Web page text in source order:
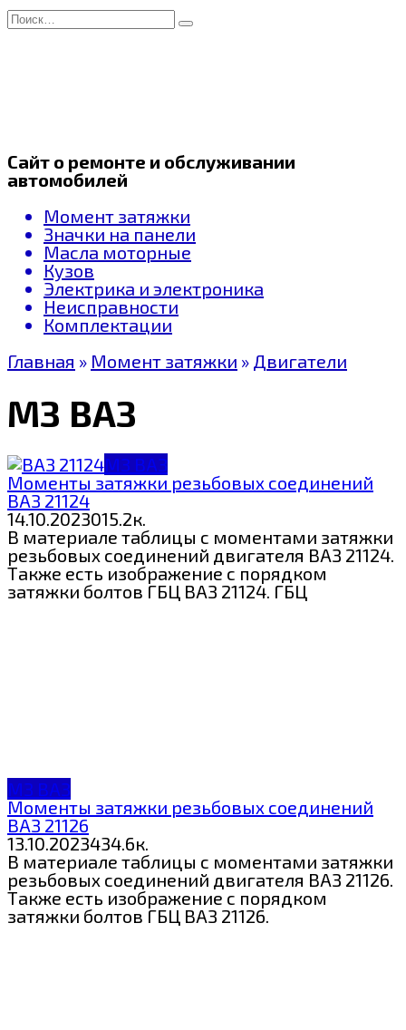
Перейти
к
Search
for:
Сайт о ремонте и обслуживании
автомобилей
Момент затяжки
Значки на панели
Масла моторные
Кузов
Электрика и электроника
Неисправности
Комплектации
Главная » Момент затяжки » Двигатели
МЗ ВАЗ
МЗ ВАЗ
Моменты затяжки резьбовых соединений
ВАЗ 21124
14.10.2023015.2к.
В материале таблицы с моментами затяжки
резьбовых соединений двигателя ВАЗ 21124.
Также есть изображение с порядком
затяжки болтов ГБЦ ВАЗ 21124. ГБЦ
МЗ ВАЗ
Моменты затяжки резьбовых соединений
ВАЗ 21126
13.10.2023434.6к.
В материале таблицы с моментами затяжки
резьбовых соединений двигателя ВАЗ 21126.
Также есть изображение с порядком
затяжки болтов ГБЦ ВАЗ 21126.